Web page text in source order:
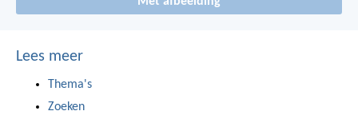
Lees meer
Thema's
Zoeken